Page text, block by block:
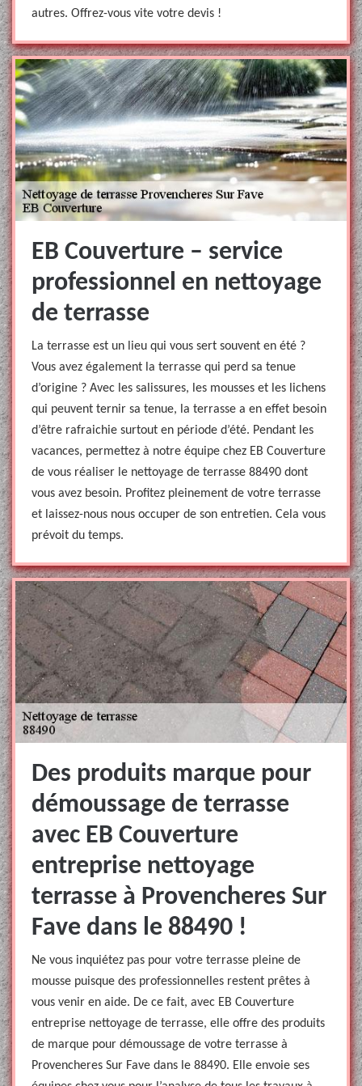
autres. Offrez-vous vite votre devis !
EB Couverture – service
professionnel en nettoyage
de terrasse
La terrasse est un lieu qui vous sert souvent en été ?
Vous avez également la terrasse qui perd sa tenue
d’origine ? Avec les salissures, les mousses et les lichens
qui peuvent ternir sa tenue, la terrasse a en effet besoin
d’être rafraichie surtout en période d’été. Pendant les
vacances, permettez à notre équipe chez EB Couverture
de vous réaliser le nettoyage de terrasse 88490 dont
vous avez besoin. Profitez pleinement de votre terrasse
et laissez-nous nous occuper de son entretien. Cela vous
prévoit du temps.
Des produits marque pour
démoussage de terrasse
avec EB Couverture
entreprise nettoyage
terrasse à Provencheres Sur
Fave dans le 88490 !
Ne vous inquiétez pas pour votre terrasse pleine de
mousse puisque des professionnelles restent prêtes à
vous venir en aide. De ce fait, avec EB Couverture
entreprise nettoyage de terrasse, elle offre des produits
de marque pour démoussage de votre terrasse à
Provencheres Sur Fave dans le 88490. Elle envoie ses